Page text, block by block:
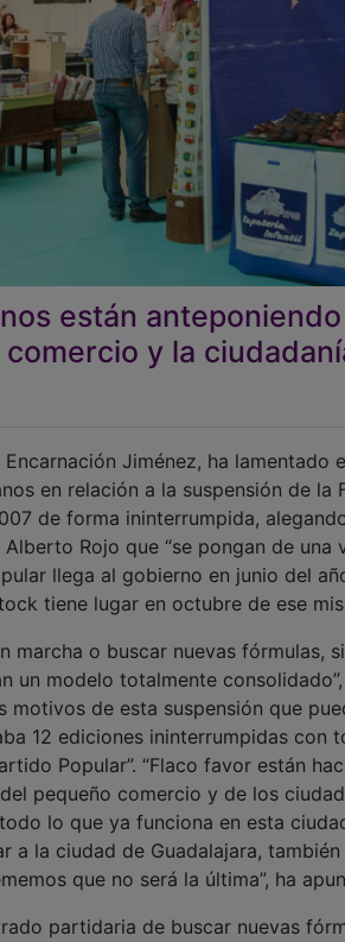
están
y la
Jiménez, ha lamentado
en relación a la suspensión de la
de forma ininterrumpida,
Rojo que “se pongan de
llega al gobierno en junio del
tiene lugar en octubre de ese
marcha o buscar nuevas fórmulas,
un modelo totalmente
de esta suspensión que
12 ediciones ininterrumpidas con
Popular”. “Flaco favor están
pequeño comercio y de los
lo que ya funciona en esta
a la ciudad de Guadalajara,
que no será la última”, ha
partidaria de buscar nuevas